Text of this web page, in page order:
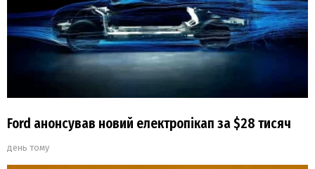
Ford анонсував новий електропікап за $28 тисяч
день тому